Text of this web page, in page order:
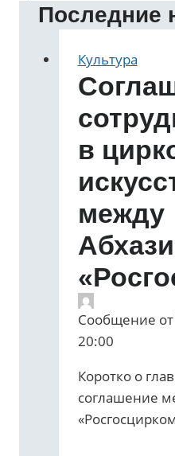
Последние
Культура
в
между
Сообщение от
20:00
Коротко о
соглашение